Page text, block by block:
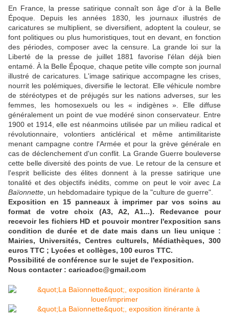
En France, la presse satirique connaît son âge d'or à la Belle
Époque. Depuis les années 1830, les journaux illustrés de
caricatures se multiplient, se diversifient, adoptent la couleur, se
font politiques ou plus humoristiques, tout en devant, en fonction
des périodes, composer avec la censure. La grande loi sur la
Liberté de la presse de juillet 1881 favorise l'élan déjà bien
entamé. À la Belle Époque, chaque petite ville compte son journal
illustré de caricatures. L'image satirique accompagne les crises,
nourrit les polémiques, diversifie le lectorat. Elle véhicule nombre
de stéréotypes et de préjugés sur les nations adverses, sur les
femmes, les homosexuels ou les « indigènes ». Elle diffuse
généralement un point de vue modéré sinon conservateur. Entre
1900 et 1914, elle est néanmoins utilisée par un milieu radical et
révolutionnaire, volontiers anticlérical et même antimilitariste
menant campagne contre l'Armée et pour la grève générale en
cas de déclenchement d'un conflit. La Grande Guerre bouleverse
cette belle diversité des points de vue. Le retour de la censure et
l'esprit belliciste des élites donnent à la presse satirique une
tonalité et des objectifs inédits, comme on peut le voir avec La
Baïonnette , un hebdomadaire typique de la "culture de guerre".
Exposition en 15 panneaux à imprimer par vos soins au
format de votre choix (A3, A2, A1...). Redevance pour
recevoir les fichiers HD et pouvoir montrer l'exposition sans
condition de durée et de date mais dans un lieu unique :
Mairies, Universités, Centres culturels, Médiathèques, 300
euros TTC ; Lycées et collèges, 100 euros TTC.
Possibilité de conférence sur le sujet de l'exposition.
Nous contacter : caricadoc@gmail.com